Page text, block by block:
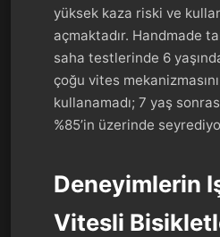
yüksek kaza riski ve
açmaktadır. Handmade
saha testlerinde 6
çoğu vites
kullanamadı; 7 yaş
%85’in üzerinde
Deneyimlerin
Vitesli